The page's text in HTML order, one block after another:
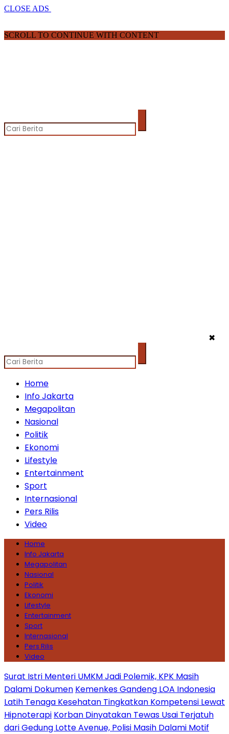
CLOSE ADS
SCROLL TO CONTINUE WITH CONTENT
✖
Home
Info Jakarta
Megapolitan
Nasional
Politik
Ekonomi
Lifestyle
Entertainment
Sport
Internasional
Pers Rilis
Video
Home
Info Jakarta
Megapolitan
Nasional
Politik
Ekonomi
Lifestyle
Entertainment
Sport
Internasional
Pers Rilis
Video
Surat Istri Menteri UMKM Jadi Polemik, KPK Masih
Dalami Dokumen Kemenkes Gandeng LOA Indonesia
Latih Tenaga Kesehatan Tingkatkan Kompetensi Lewat
Hipnoterapi Korban Dinyatakan Tewas Usai Terjatuh
dari Gedung Lotte Avenue, Polisi Masih Dalami Motif